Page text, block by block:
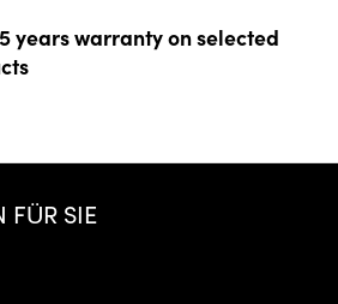
years warranty on selected
FÜR SIE